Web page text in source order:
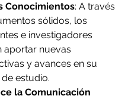
Conocimientos: A través
sólidos, los
e investigadores
aportar nuevas
y avances en su
estudio.
la Comunicación